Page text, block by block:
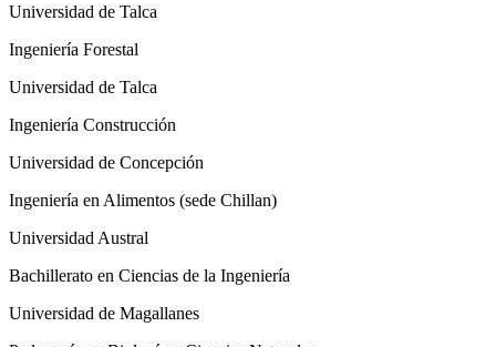
Universidad de Talca
Ingeniería Forestal
Universidad de Talca
Ingeniería Construcción
Universidad de Concepción
Ingeniería en Alimentos (sede Chillan)
Universidad Austral
Bachillerato en Ciencias de la Ingeniería
Universidad de Magallanes